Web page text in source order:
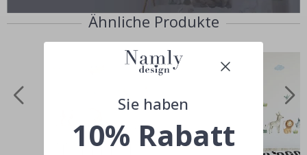
Ähnliche Produkte
Sie haben
10% Rabatt